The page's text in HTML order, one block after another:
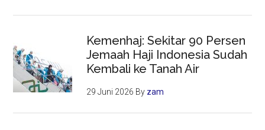
Kemenhaj: Sekitar 90 Persen
Jemaah Haji Indonesia Sudah
Kembali ke Tanah Air
29 Juni 2026 By zam